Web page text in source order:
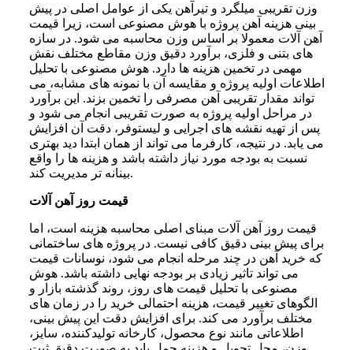
وزن تقریبی میلگرد و تیرآهن یکی از عوامل اصلی در پیش
بینی هزینه آهن پروژه با هوش مصنوعی است، زیرا قیمت
آهن آلات معمولا بر اساس وزن محاسبه می شود. در سازه
های بتنی و فلزی، برآورد دقیق وزن مقاطع مختلف نقش
مهمی در تخمین هزینه ها دارد. هوش مصنوعی با تحلیل
اطلاعات اولیه پروژه و مقایسه آن با نمونه های مشابه، می
تواند مقدار تقریبی آهن مصرفی را تخمین بزند. این برآورد
در مراحل اولیه پروژه به صورت تقریبی انجام می شود و
پس از تهیه نقشه های اجرایی و لیستوفر، دقت آن افزایش
می یابد. در نتیجه، کارفرما می تواند از همان ابتدا دید بهتری
نسبت به بودجه مورد نیاز داشته باشد و هزینه ها را واقع
بینانه تر مدیریت کند.
قیمت روز آهن آلات
قیمت روز آهن آلات مبنای اصلی محاسبه هزینه است، اما
برای پیش بینی دقیق کافی نیست. در پروژه های ساختمانی
که خرید آهن در چند مرحله انجام می شود، نوسانات قیمت
می تواند تاثیر زیادی بر بودجه نهایی داشته باشد. هوش
مصنوعی با تحلیل قیمت های روز، روند گذشته بازار و
الگوهای تغییر قیمت، هزینه احتمالی خرید را در زمان های
مختلف برآورد می کند. برای افزایش دقت این پیش بینی،
اطلاعاتی مانند نوع محصول، کارخانه تولیدکننده، سایز،